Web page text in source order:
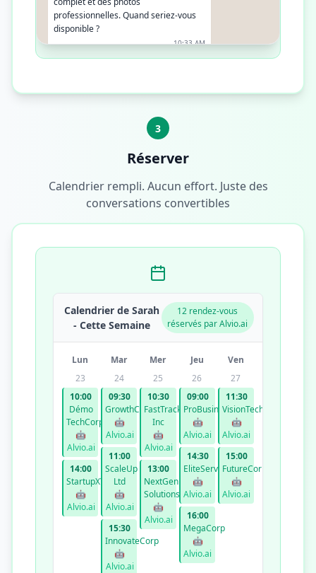
professionnelles. Quand seriez-vous
disponible ?
10:33 AM
midi
3
Réserver
Calendrier rempli. Aucun effort. Juste des
conversations convertibles
Calendrier de Sarah
- Cette Semaine
12 rendez-vous
réservés par Alvio.ai
Lun Mar Mer Jeu
Ven
23
10:00
Démo
TechCorp
🤖
Alvio.ai
14:00
StartupXYZ
🤖
Alvio.ai
24
09:30
GrowthCo
🤖
Alvio.ai
11:00
ScaleUp
Ltd
🤖
Alvio.ai
15:30
InnovateCorp
🤖
Alvio.ai
25
10:30
FastTrack
Inc
🤖
Alvio.ai
13:00
NextGen
Solutions
🤖
Alvio.ai
26
09:00
ProBusiness
🤖
Alvio.ai
14:30
EliteServices
🤖
Alvio.ai
16:00
MegaCorp
🤖
Alvio.ai
27
11:30
VisionTech
🤖
Alvio.ai
15:00
FutureCorp
🤖
Alvio.ai